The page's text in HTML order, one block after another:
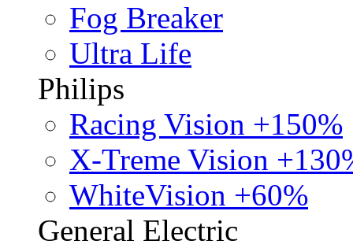
Fog Breaker
Ultra Life
Philips
Racing Vision +150%
X-Treme Vision
WhiteVision +60%
General Electric